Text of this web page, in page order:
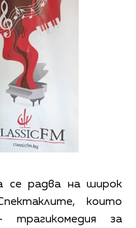
се радва на широк
които
за